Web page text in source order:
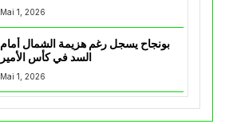
Mai 1, 2026
بونجاح يسجل رغم هزيمة الشمال أمام
السد في كأس الأمير
Mai 1, 2026